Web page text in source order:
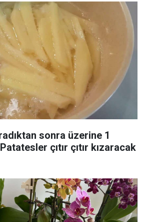
sonra üzerine 1
çıtır çıtır kızaracak